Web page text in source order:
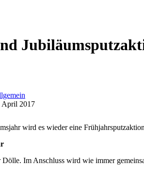
April 2017
wird es wieder eine
Im Anschluss wird wie immer